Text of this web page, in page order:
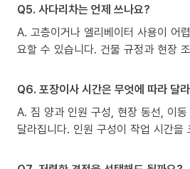
Q5. 사다리차는 언제 쓰나요?
A. 고층이거나 엘리베이터 사용이 어
요할 수 있습니다. 건물 규정과 현장
Q6. 포장이사 시간은 무엇에 따라 달
A. 짐 양과 인원 구성, 현장 동선, 이
달라집니다. 인원 구성이 작업 시간을